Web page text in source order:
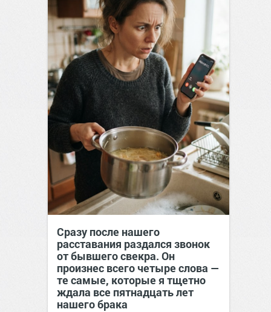
Сразу после нашего
расставания раздался звонок
от бывшего свекра. Он
произнес всего четыре слова —
те самые, которые я тщетно
ждала все пятнадцать лет
нашего брака